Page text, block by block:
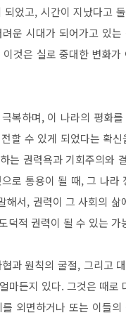
되었고, 시간이 지났다고
운 시대가 되어가고 있는
이것은 실로 중대한 변화가
복하며, 이 나라의 평화
할 수 있게 되었다는 확
는 권력욕과 기회주의와
로 통용이 될 때,그 나라
해서, 권력이 그 사회의 삶
덕적 권력이 될 수 있는
과 원칙의 굴절, 그리고
마든지 있다.그것은 때로
외면하거나 또는 이들